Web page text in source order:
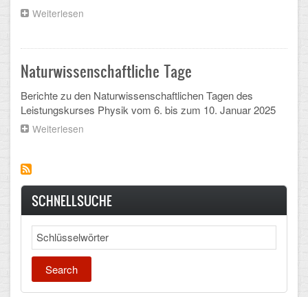
Gesellschaftswissenschaften
Musische Fächer
Sport
ORGANISATION
Abitur
Umwahl 11. Kl.
mPA
Weiterlesen
Naturwissenschaftliche Tage
Berichte zu den Naturwissenschaftlichen Tagen des
Leistungskurses Physik vom 6. bis zum 10. Januar 2025
Weiterlesen
SCHNELLSUCHE
Search